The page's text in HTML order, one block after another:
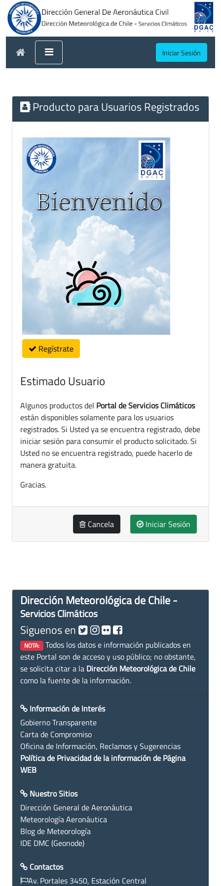
Iniciar Sesión
Producto para Usuarios Registrados
Regístrate
Estimado Usuario
Algunos productos del Portal de Servicios Climáticos
están disponibles solamente para los usuarios
registrados. Si Usted ya se encuentra registrado, debe
iniciar sesión para consumir el producto solicitado. Si
Usted no se encuentra registrado, puede hacerlo de
manera gratuita.
Gracias.
Cancela Iniciar Sesión
Dirección Meteorológica de Chile -
Servicios Climáticos
Siguenos en
NOTA: Todos los datos e información publicados en
este Portal son de acceso y uso público; no obstante,
se solicita citar a la Dirección Meteorológica de Chile
como la fuente de la información.
Información de Interés
Gobierno Transparente
Carta de Compromiso
Oficina de Información, Reclamos y Sugerencias
Política de Privacidad de la información de Página
WEB
Nuestro Sitios
Dirección General de Aeronáutica
Meteorología Aeronáutica
Blog de Meteorología
IDE DMC (Geonode)
Contactos
Av. Portales 3450, Estación Central